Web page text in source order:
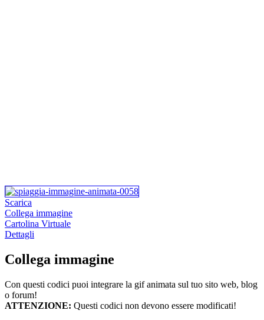
Scarica
Collega immagine
Cartolina Virtuale
Dettagli
Collega immagine
Con questi codici puoi integrare la gif animata sul tuo sito web, blog
o forum!
ATTENZIONE: Questi codici non devono essere modificati!